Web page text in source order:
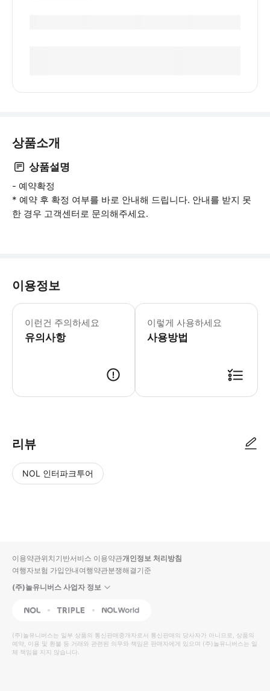
상품소개
상품설명
- 예약확정
* 예약 후 확정 여부를 바로 안내해 드립니다. 안내를 받지 못
한 경우 고객센터로 문의해주세요.
이용정보
이런건 주의하세요
유의사항
이렇게 사용하세요
사용방법
리뷰
NOL 인터파크투어
입니
다.
높
은
순
동
영
상
순
상
이용약관위치기반서비스 이용약관개인정보 처리방침
여행자보험 가입안내여행약관분쟁해결기준
(주)놀유니버스 사업자 정보
NOL Triple Interpark Global
(주)놀유니버스는 일부 상품의 통신판매중개자로서 통신판매의 당사자가 아니므로, 상품의
예약, 이용 및 환불 등 거래와 관련된 의무와 책임은 판매자에게 있으며 (주)놀유니버스는 일
체 책임을 지지 않습니다.